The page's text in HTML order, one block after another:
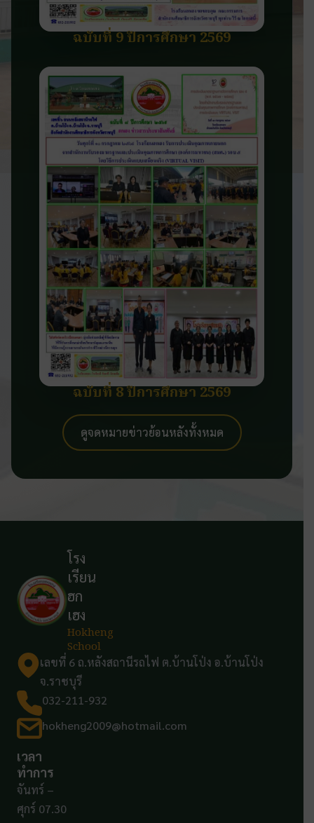
ฉบับที่ 9 ปีการศึกษา 2569
ฉบับที่ 8 ปีการศึกษา 2569
ดูจดหมายข่าวย้อนหลังทั้งหมด
โรง
เรียน
ฮก
เฮง
Hokheng
School
เลขที่ 6 ถ.หลังสถานีรถไฟ ต.บ้านโป่ง อ.บ้านโป่ง
จ.ราชบุรี
032-211-932
hokheng2009@hotmail.com
เวลา
ทำการ
จันทร์ –
ศุกร์ 07.30